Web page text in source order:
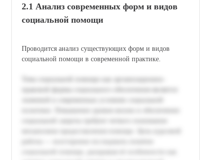
2.1 Анализ современных форм и видов
социальной помощи
Проводится анализ существующих форм и видов
социальной помощи в современной практике.